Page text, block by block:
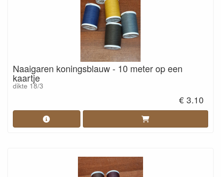
Naaigaren koningsblauw - 10 meter op een
kaartje
dikte 18/3
€ 3.10